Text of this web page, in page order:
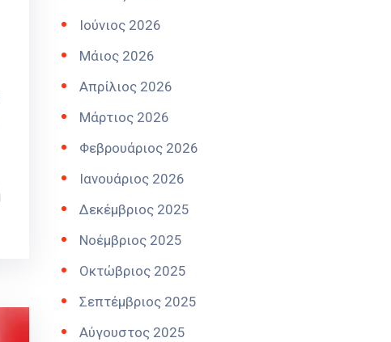
Ιούνιος 2026
Μάιος 2026
Απρίλιος 2026
Μάρτιος 2026
Φεβρουάριος 2026
Ιανουάριος 2026
Δεκέμβριος 2025
Νοέμβριος 2025
Οκτώβριος 2025
Σεπτέμβριος 2025
Αύγουστος 2025